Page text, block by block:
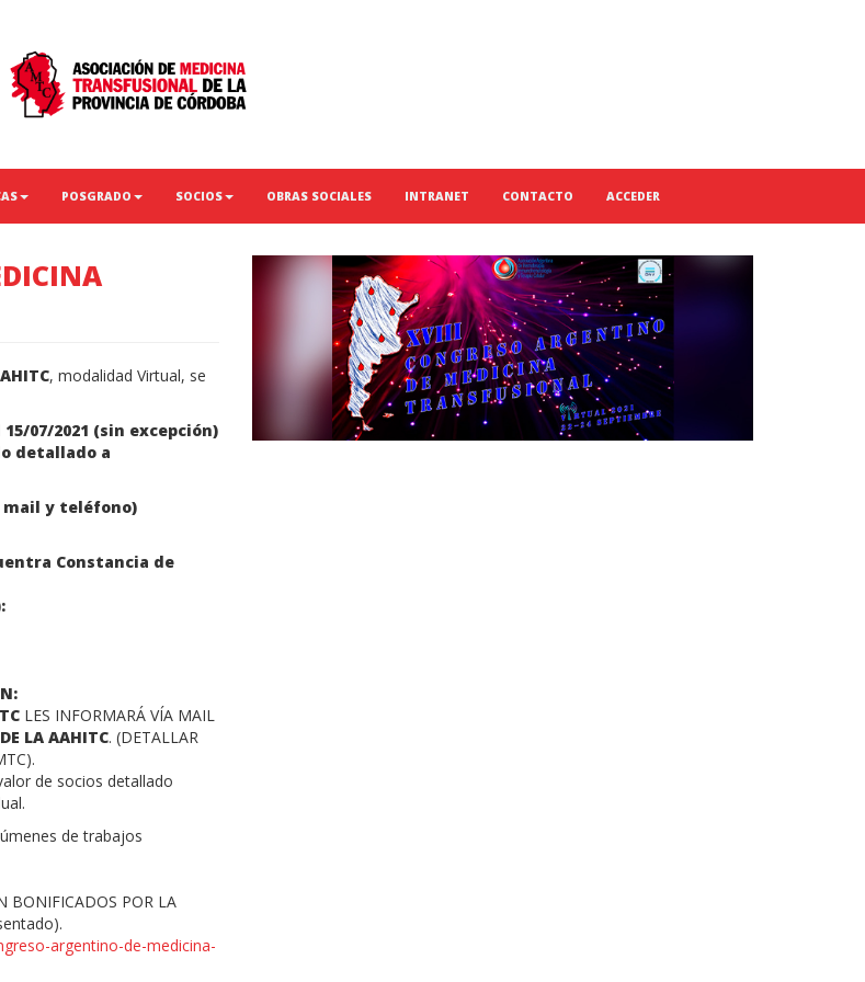
POSGRADO SOCIOS OBRAS SOCIALES INTRANET CONTACTO ACCEDER
, modalidad Virtual, se
15/07/2021 (sin excepción)
detallado a
mail y teléfono)
Constancia de
LES INFORMARÁ VÍA MAIL
LA AAHITC. (DETALLAR
de socios detallado
de trabajos
BONIFICADOS POR LA
argentino-de-medicina-